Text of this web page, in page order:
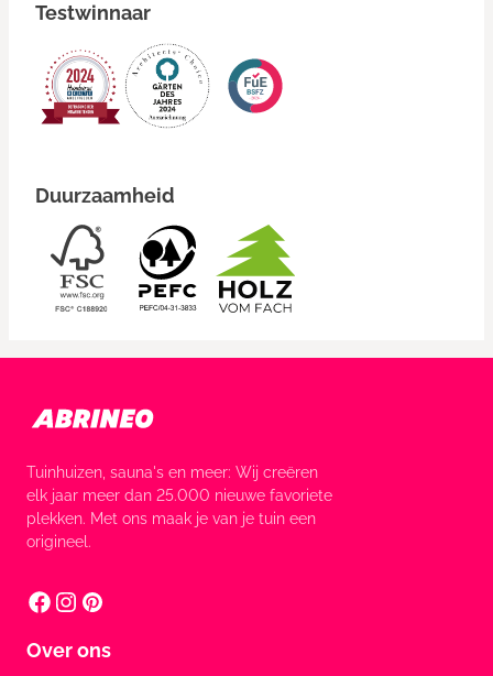
Testwinnaar
Duurzaamheid
Tuinhuizen, sauna's en meer: Wij creëren
elk jaar meer dan 25.000 nieuwe favoriete
plekken. Met ons maak je van je tuin een
origineel.
Over ons